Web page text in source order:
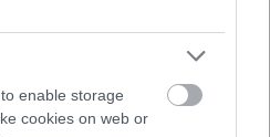
enable storage
cookies on web or
των
από αίτημα του ΙΣΑ
στρες: Ουσία της